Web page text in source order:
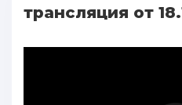
трансляция от